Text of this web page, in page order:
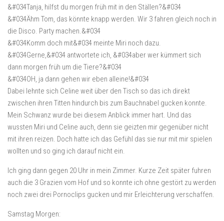
&#034Tanja, hilfst du morgen früh mit in den Ställen?&#034
&#034Ähm Tom, das könnte knapp werden. Wir 3 fahren gleich noch in
die Disco. Party machen.&#034
&#034Komm doch mit&#034 meinte Miri noch dazu.
&#034Gerne,&#034 antwortete ich, &#034aber wer kümmert sich
dann morgen früh um die Tiere?&#034
&#034OH, ja dann gehen wir eben alleine!&#034
Dabei lehnte sich Celine weit über den Tisch so das ich direkt
zwischen ihren Titten hindurch bis zum Bauchnabel gucken konnte.
Mein Schwanz wurde bei diesem Anblick immer hart. Und das
wussten Miri und Celine auch, denn sie geizten mir gegenüber nicht
mit ihren reizen. Doch hatte ich das Gefühl das sie nur mit mir spielen
wollten und so ging ich darauf nicht ein.
Ich ging dann gegen 20 Uhr in mein Zimmer. Kurze Zeit später fuhren
auch die 3 Grazien vom Hof und so konnte ich ohne gestört zu werden
noch zwei drei Pornoclips gucken und mir Erleichterung verschaffen.
Samstag Morgen: